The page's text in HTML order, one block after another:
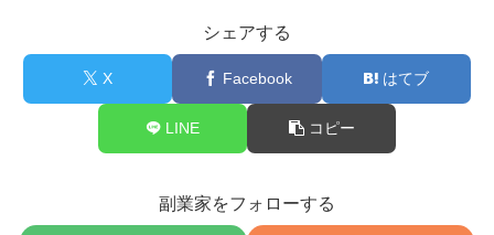
シェアする
X Facebook はてブ
LINE コピー
副業家をフォローする